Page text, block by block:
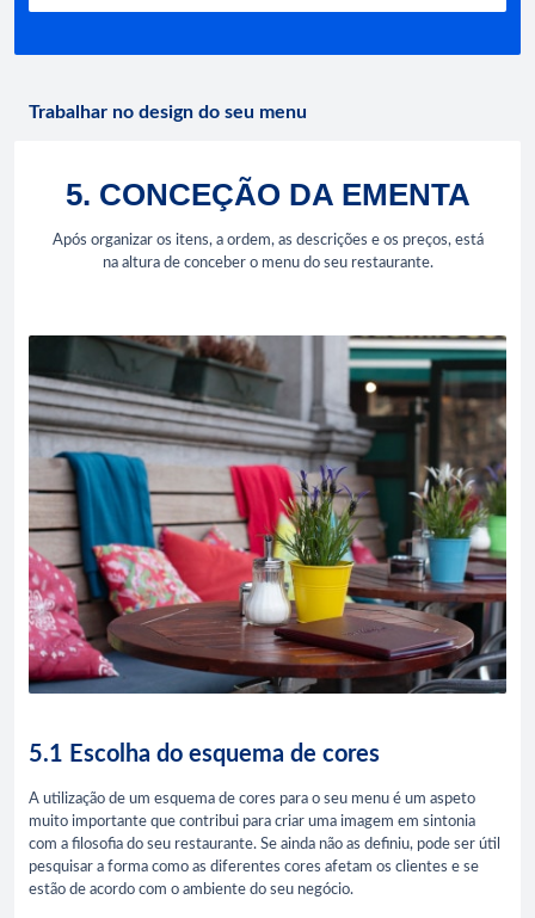
Trabalhar no design do seu menu
5. CONCEÇÃO DA EMENTA
Após organizar os itens, a ordem, as descrições e os preços, está
na altura de conceber o menu do seu restaurante.
5.1 Escolha do esquema de cores
A utilização de um esquema de cores para o seu menu é um aspeto
muito importante que contribui para criar uma imagem em sintonia
com a filosofia do seu restaurante. Se ainda não as definiu, pode ser útil
pesquisar a forma como as diferentes cores afetam os clientes e se
estão de acordo com o ambiente do seu negócio.